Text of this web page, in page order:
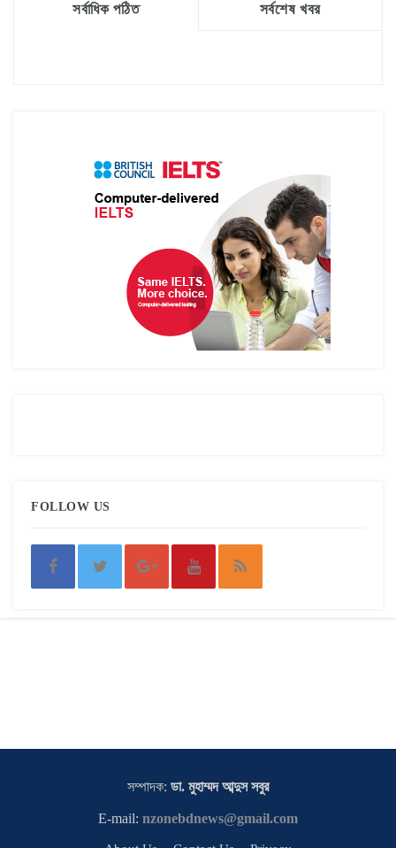
সর্বাধিক পঠিত সর্বশেষ খবর
FOLLOW US
সম্পাদক: ডা. মুহাম্মদ আব্দুস সবুর
E-mail: nzonebdnews@gmail.com